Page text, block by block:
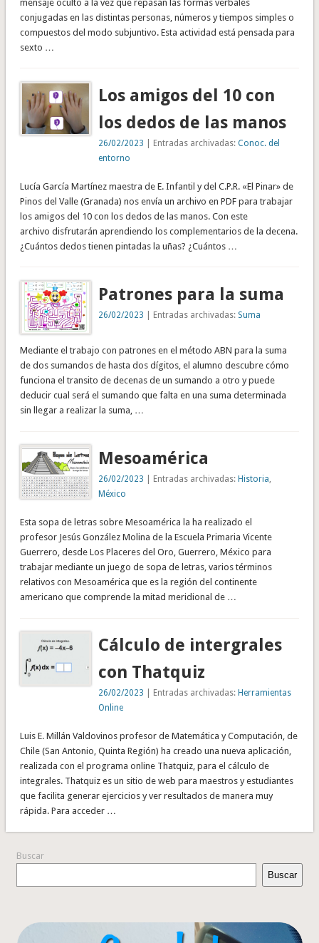
mensaje oculto a la vez que repasan las formas verbales
conjugadas en las distintas personas, números y tiempos simples o
compuestos del modo subjuntivo. Esta actividad está pensada para
sexto …
Los amigos del 10 con
los dedos de las manos
26/02/2023 | Entradas archivadas:Conoc. del
entorno
Lucía García Martínez maestra de E. Infantil y del C.P.R. «El Pinar» de
Pinos del Valle (Granada) nos envía un archivo en PDF para trabajar
los amigos del 10 con los dedos de las manos. Con este
archivo disfrutarán aprendiendo los complementarios de la decena.
¿Cuántos dedos tienen pintadas la uñas? ¿Cuántos …
Patrones para la suma
26/02/2023 | Entradas archivadas: Suma
Mediante el trabajo con patrones en el método ABN para la suma
de dos sumandos de hasta dos dígitos, el alumno descubre cómo
funciona el transito de decenas de un sumando a otro y puede
deducir cual será el sumando que falta en una suma determinada
sin llegar a realizar la suma, …
Mesoamérica
26/02/2023 | Entradas archivadas: Historia,
México
Esta sopa de letras sobre Mesoamérica la ha realizado el
profesor Jesús González Molina de la Escuela Primaria Vicente
Guerrero, desde Los Placeres del Oro, Guerrero, México para
trabajar mediante un juego de sopa de letras, varios términos
relativos con Mesoamérica que es la región del continente
americano que comprende la mitad meridional de …
Cálculo de intergrales
con Thatquiz
26/02/2023 | Entradas archivadas: Herramientas
Online
Luis E. Millán Valdovinos profesor de Matemática y Computación, de
Chile (San Antonio, Quinta Región) ha creado una nueva aplicación,
realizada con el programa online Thatquiz, para el cálculo de
integrales. Thatquiz es un sitio de web para maestros y estudiantes
que facilita generar ejercicios y ver resultados de manera muy
rápida. Para acceder …
Buscar
Buscar